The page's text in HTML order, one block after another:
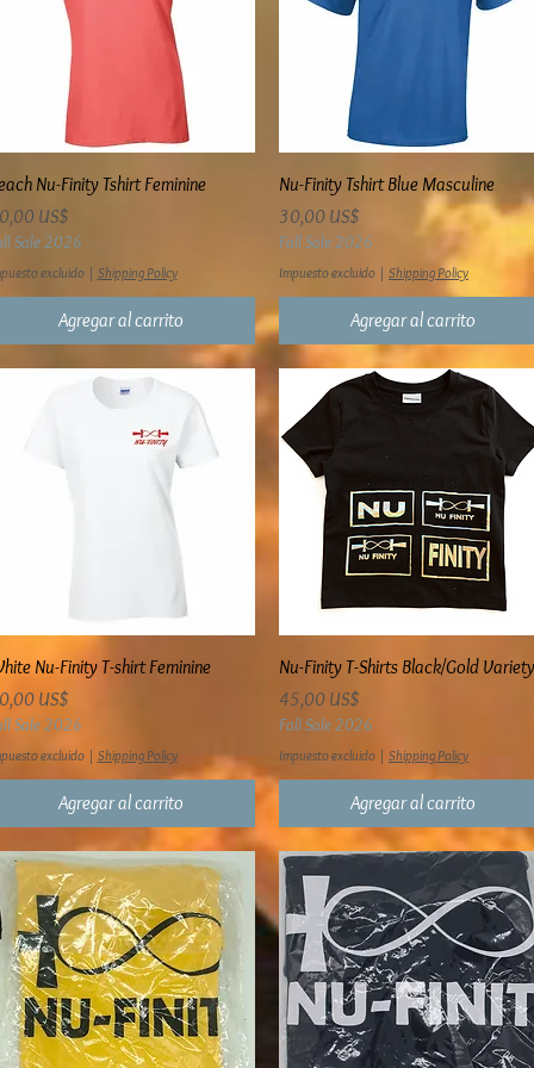
Vista rápida
Nu-Finity Tshirt Feminine
US$
Sale 2026
excluido| Shipping Policy
Agregar al carrito
Vista rápida
Nu-Finity Tshirt Blue Masculine
Precio
30,00 US$
Fall Sale 2026
Impuesto excluido | Shipping Policy
Agregar al carrito
Vista rápida
Nu-Finity T-shirt Feminine
US$
Sale 2026
excluido| Shipping Policy
Agregar al carrito
Vista rápida
Nu-Finity T-Shirts Black/Gold Variety
Precio
45,00 US$
Fall Sale 2026
Impuesto excluido | Shipping Policy
Agregar al carrito